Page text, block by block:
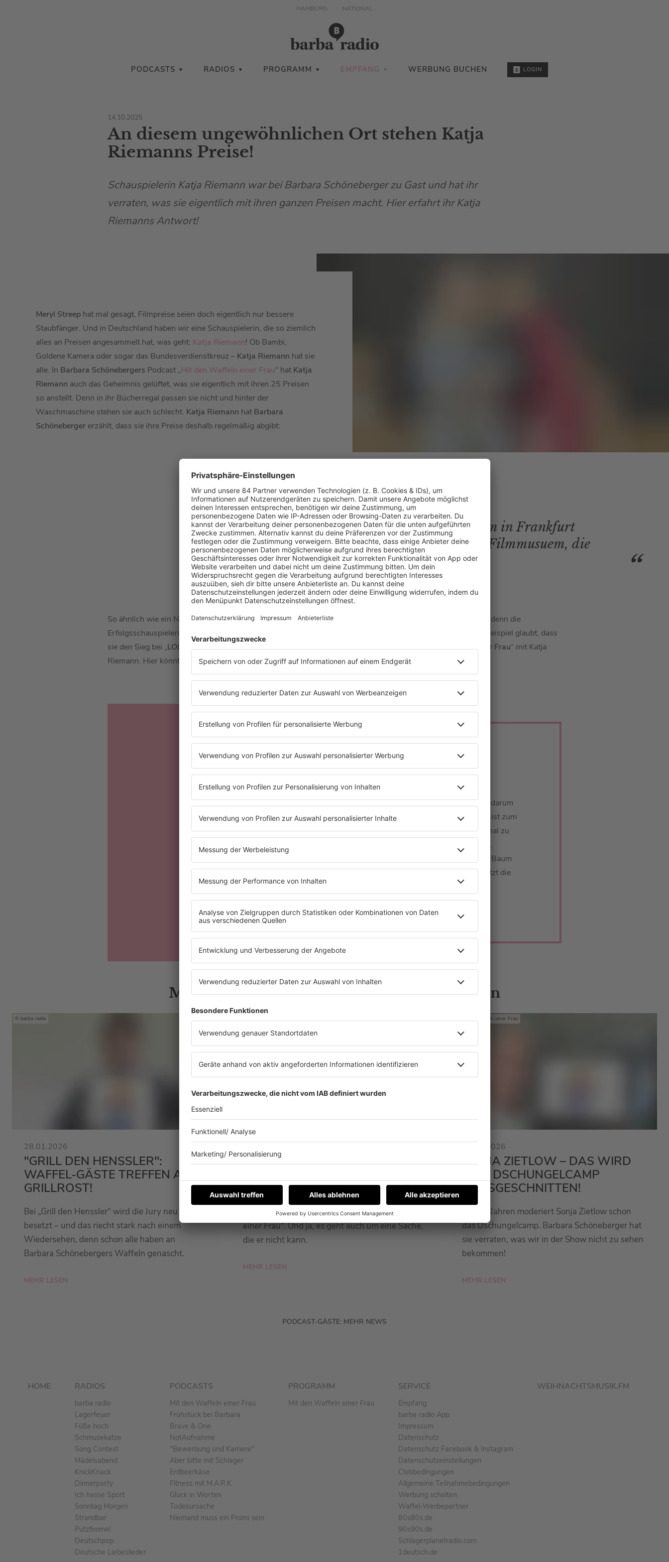
HAMBURG NATIONAL
PODCASTS RADIOS PROGRAMM EMPFANG WERBUNG BUCHEN LOGIN
14.10.2025
An diesem ungewöhnlichen Ort stehen Katja
Riemanns Preise!
Schauspielerin Katja Riemann war bei Barbara Schöneberger zu Gast und hat ihr
verraten, was sie eigentlich mit ihren ganzen Preisen macht. Hier erfahrt ihr Katja
Riemanns Antwort!
Meryl Streep hat mal gesagt, Filmpreise seien doch eigentlich nur bessere
Staubfänger. Und in Deutschland haben wir eine Schauspielerin, die so ziemlich
alles an Preisen angesammelt hat, was geht: Katja Riemann! Ob Bambi,
Goldene Kamera oder sogar das Bundesverdienstkreuz – Katja Riemann hat sie
alle. In Barbara Schönebergers Podcast „Mit den Waffeln einer Frau“ hat Katja
Riemann auch das Geheimnis gelüftet, was sie eigentlich mit ihren 25 Preisen
so anstellt. Denn in ihr Bücherregal passen sie nicht und hinter der
Waschmaschine stehen sie auch schlecht. Katja Riemann hat Barbara
Schöneberger erzählt, dass sie ihre Preise deshalb regelmäßig abgibt:
Ich arbeite mit einem Museum in Frankfurt
zusammen, das Frankfurter Filmmusuem, die
machen meinen Vorlass.
KATJA RIEMANN
So ähnlich wie ein Nachlass, nur, dass man noch quicklebendig ist. Und das ist
zweifelsohne, denn die
Erfolgsschauspielerin hat noch viel vor und sie will auch noch mehr gewinnen! Warum
zum Beispiel glaubt, dass
sie den Sieg bei „LOL “ davontragen würde, hört ihr inBarbara SchönebergersPodcast „Mit den Waffeln einer Frau“ mit Katja
Riemann. Hier könnt ihr die Podcast-Folge nachhören:
KATJA RIEMANN
Rippenbrüche, Bücherregale und die Vergangenheit - darum
geht's diesmal mit Katja Riemann. Die Schauspielerin ist zum
zweiten Mal im Podcast und erzählt wieso sie gerne mal zu
"LOL" gehen würde und eine schlechte Beifahrerin ist.
Außerdem geht's um ihre gewonnen Preise, Henning Baum
und das vielleicht verlorene Bundesverdienstkreuz. Jetzt die
neue Folge einschalten!
Mehr News zu Barbara Schönebergers Gästen
barba radio
28.01.2026
"GRILL DEN HENSSLER":
WAFFEL-GÄSTE TREFFEN AUF
GRILLROST!
Bei „Grill den Henssler“ wird die Jury neu
besetzt – und das riecht stark nach einem
Wiedersehen, denn schon alle haben an
Barbara Schönebergers Waffeln genascht.
MEHR LESEN
WAS KANN FYNN KLIEMANN
Fynn Kliemann war zu Gast bei Barbara
Schöneberger im Podcast „Mit den Waffeln
einer Frau“. Und ja, es geht auch um eine Sache,
die er nicht kann.
MEHR LESEN
Mit den Waffeln einer Frau
23.01.2026
SONJA ZIETLOW – DAS WIRD
BEIM DSCHUNGELCAMP
RAUSGESCHNITTEN!
Seit 20 Jahren moderiert Sonja Zietlow schon
das Dschungelcamp. Barbara Schöneberger hat
sie verraten, was wir in der Show nicht zu sehen
bekommen!
MEHR LESEN
PODCAST-GÄSTE: MEHR NEWS
HOME RADIOS
barba radio
Lagerfeuer
Füße hoch
Schmusekatze
Song Contest
Mädelsabend
KnickKnack
Dinnerparty
Ich hasse Sport
Sonntag Morgen
Strandbar
Putzfimmel
Deutschpop
Deutsche Liebeslieder
PODCASTS
Mit den Waffeln einer Frau
Frühstück bei Barbara
Brave & One
NotAufnahme
"Bewerbung und Karriere"
Aber bitte mit Schlager
Erdbeerkäse
Fitness mit M.A.R.K
Glück in Worten
Todesursache
Niemand muss ein Promi sein
PROGRAMM
Mit den Waffeln einer Frau
SERVICE
Empfang
barba radio App
Impressum
Datenschutz
Datenschutz Facebook & Instagram
Datenschutzeinstellungen
Clubbedingungen
Allgemeine Teilnahmebedingungen
Werbung schalten
Waffel-Werbepartner
80s80s.de
90s90s.de
Schlagerplanetradio.com
1deutsch.de
WEIHNACHTSMUSIK.FM